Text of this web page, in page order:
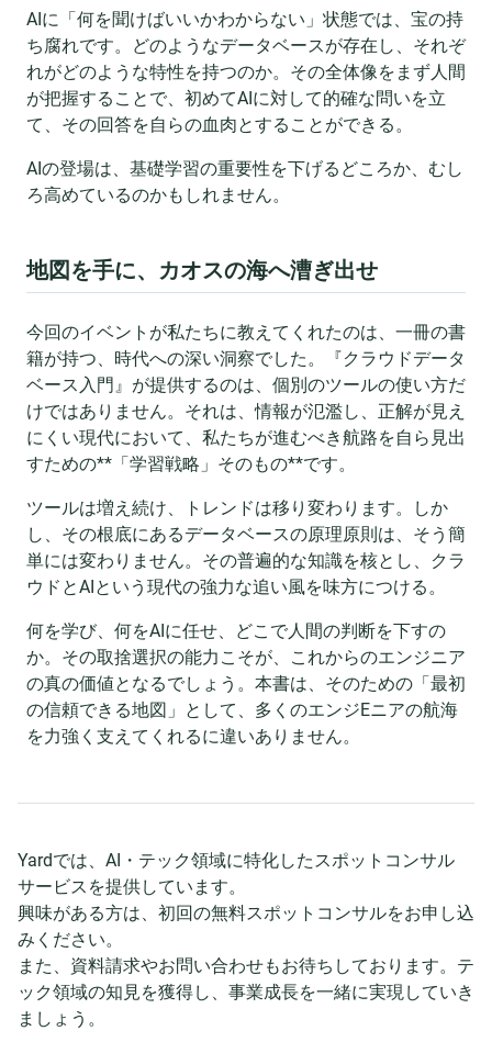
AIに「何を聞けばいいかわからない」状態では、宝の持
ち腐れです。どのようなデータベースが存在し、それぞ
れがどのような特性を持つのか。その全体像をまず人間
が把握することで、初めてAIに対して的確な問いを立
て、その回答を自らの血肉とすることができる。
AIの登場は、基礎学習の重要性を下げるどころか、むし
ろ高めているのかもしれません。
地図を手に、カオスの海へ漕ぎ出せ
今回のイベントが私たちに教えてくれたのは、一冊の書
籍が持つ、時代への深い洞察でした。『クラウドデータ
ベース入門』が提供するのは、個別のツールの使い方だ
けではありません。それは、情報が氾濫し、正解が見え
にくい現代において、私たちが進むべき航路を自ら見出
すための**「学習戦略」そのもの**です。
ツールは増え続け、トレンドは移り変わります。しか
し、その根底にあるデータベースの原理原則は、そう簡
単には変わりません。その普遍的な知識を核とし、クラ
ウドとAIという現代の強力な追い風を味方につける。
何を学び、何をAIに任せ、どこで人間の判断を下すの
か。その取捨選択の能力こそが、これからのエンジニア
の真の価値となるでしょう。本書は、そのための「最初
の信頼できる地図」として、多くのエンジEニアの航海
を力強く支えてくれるに違いありません。
Yardでは、AI・テック領域に特化したスポットコンサル
サービスを提供しています。
興味がある方は、初回の無料スポットコンサルをお申し込
みください。
また、資料請求やお問い合わせもお待ちしております。テ
ック領域の知見を獲得し、事業成長を一緒に実現していき
ましょう。